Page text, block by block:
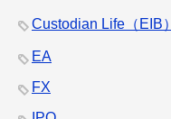
Custodian Life（EIB）
EA
FX